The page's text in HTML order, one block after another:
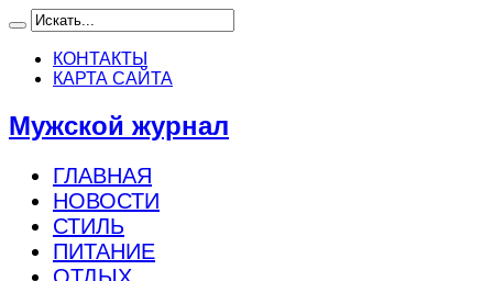
КОНТАКТЫ
КАРТА САЙТА
Мужской журнал
ГЛАВНАЯ
НОВОСТИ
СТИЛЬ
ПИТАНИЕ